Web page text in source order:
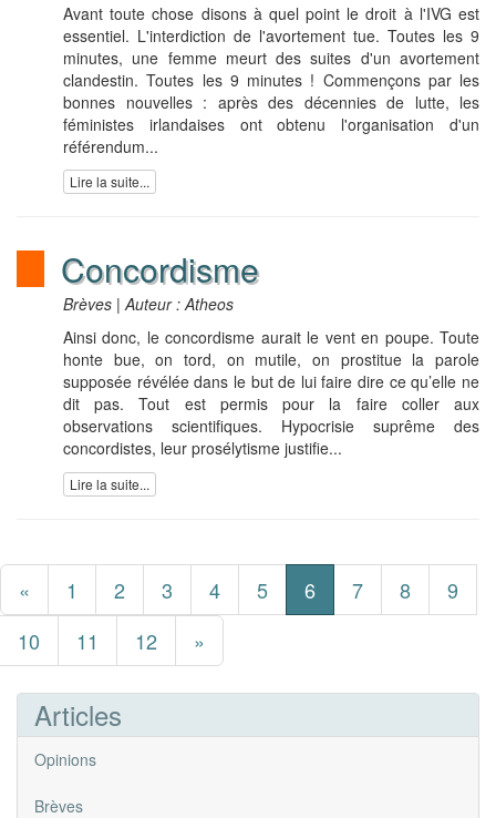
Avant toute chose disons à quel point le droit à l'IVG est
essentiel. L'interdiction de l'avortement tue. Toutes les 9
minutes, une femme meurt des suites d'un avortement
clandestin. Toutes les 9 minutes ! Commençons par les
bonnes nouvelles : après des décennies de lutte, les
féministes irlandaises ont obtenu l'organisation d'un
référendum...
Lire la suite...
Concordisme
Brèves | Auteur : Atheos
Ainsi donc, le concordisme aurait le vent en poupe. Toute
honte bue, on tord, on mutile, on prostitue la parole
supposée révélée dans le but de lui faire dire ce qu’elle ne
dit pas. Tout est permis pour la faire coller aux
observations scientifiques. Hypocrisie suprême des
concordistes, leur prosélytisme justifie...
Lire la suite...
« 1 2 3 4 5 6 7 8
9
10
11 12 »
Articles
Opinions
Brèves